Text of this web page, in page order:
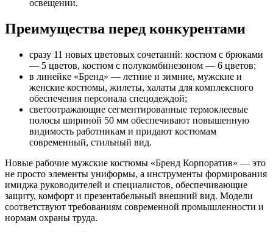
освещении.
Преимущества перед конкурентами
сразу 11 новых цветовых сочетаний: костюм с брюками
— 5 цветов, костюм с полукомбинезоном — 6 цветов;
в линейке «Бренд» — летние и зимние, мужские и
женские костюмы, жилеты, халаты для комплексного
обеспечения персонала спецодеждой;
светоотражающие сегментированные термоклеевые
полосы шириной 50 мм обеспечивают повышенную
видимость работникам и придают костюмам
современный, стильный вид.
Новые рабочие мужские костюмы «Бренд Корпоратив» — это
не просто элементы униформы, а инструменты формирования
имиджа руководителей и специалистов, обеспечивающие
защиту, комфорт и презентабельный внешний вид. Модели
соответствуют требованиям современной промышленности и
нормам охраны труда.